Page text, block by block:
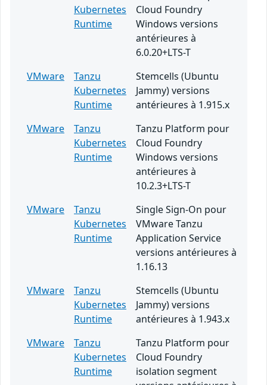
Kubernetes
Runtime
Cloud Foundry
Windows versions
antérieures à
6.0.20+LTS-T
VMware
Tanzu
Kubernetes
Runtime
Stemcells (Ubuntu
Jammy) versions
antérieures à 1.915.x
VMware
Tanzu
Kubernetes
Runtime
Tanzu Platform pour
Cloud Foundry
Windows versions
antérieures à
10.2.3+LTS-T
VMware
Tanzu
Kubernetes
Runtime
Single Sign-On pour
VMware Tanzu
Application Service
versions antérieures à
1.16.13
VMware
Tanzu
Kubernetes
Runtime
Stemcells (Ubuntu
Jammy) versions
antérieures à 1.943.x
VMware
Tanzu
Kubernetes
Runtime
Tanzu Platform pour
Cloud Foundry
isolation segment